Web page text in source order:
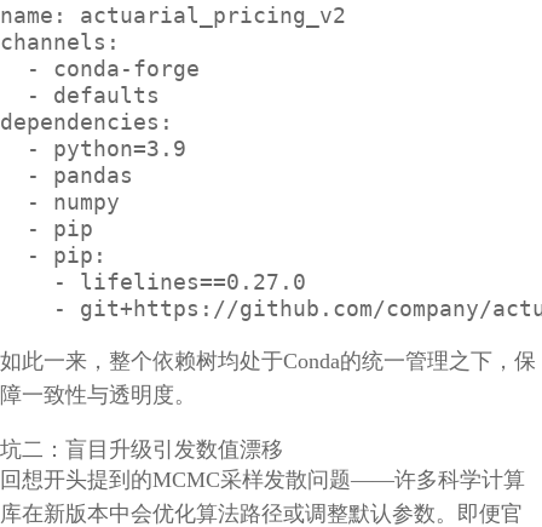
name: actuarial_pricing_v2
channels:
  - conda-forge
  - defaults
dependencies:
  - python=3.9
  - pandas
  - numpy
  - pip
  - pip:
    - lifelines==0.27.0
- git+https://github.com/company/
如此一来，整个依赖树均处于Conda的统一管理之下，保
障一致性与透明度。
坑二：盲目升级引发数值漂移
回想开头提到的MCMC采样发散问题——许多科学计算
库在新版本中会优化算法路径或调整默认参数。即便官